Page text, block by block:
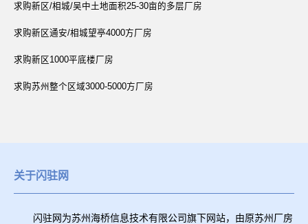
求购新区/相城/吴中土地面积25-30亩的多层厂房
求购新区通安/相城望亭4000方厂房
求购新区1000平底楼厂房
求购苏州整个区域3000-5000方厂房
关于闪驻网
闪驻网为苏州海桥信息技术有限公司旗下网站，由原苏州厂房